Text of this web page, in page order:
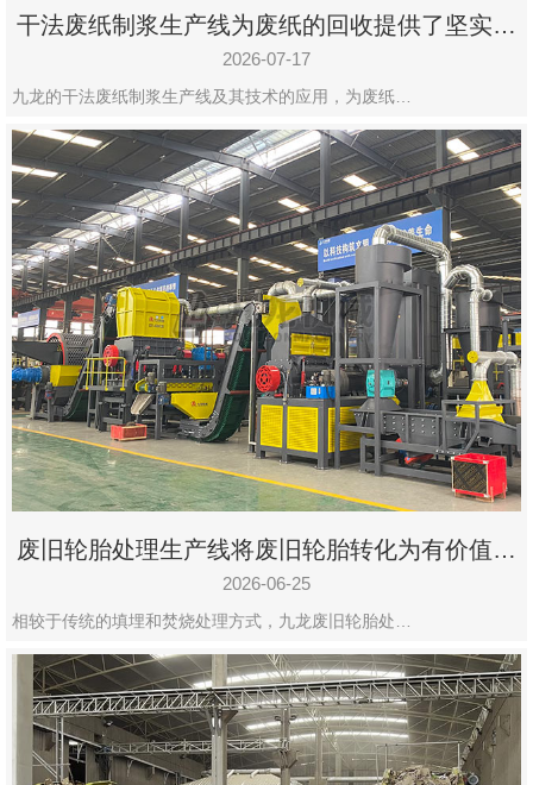
干法废纸制浆生产线为废纸的回收提供了坚实的
保障
2026-07-17
九龙的干法废纸制浆生产线及其技术的应用，为废纸…
废旧轮胎处理生产线将废旧轮胎转化为有价值的
资源
2026-06-25
相较于传统的填埋和焚烧处理方式，九龙废旧轮胎处…